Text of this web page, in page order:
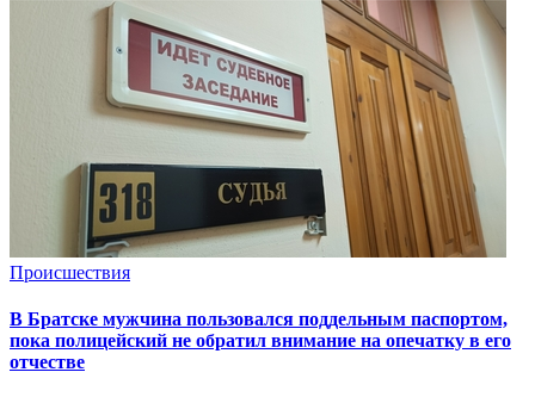
Происшествия
В Братске мужчина пользовался поддельным паспортом,
пока полицейский не обратил внимание на опечатку в его
отчестве